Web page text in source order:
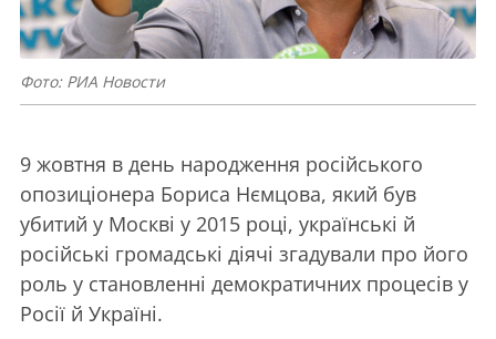
Фото: РИА Новости
9 жовтня в день народження російського
опозиціонера Бориса Нємцова, який був
убитий у Москві у 2015 році, українські й
російські громадські діячі згадували про його
роль у становленні демократичних процесів у
Росії й Україні.